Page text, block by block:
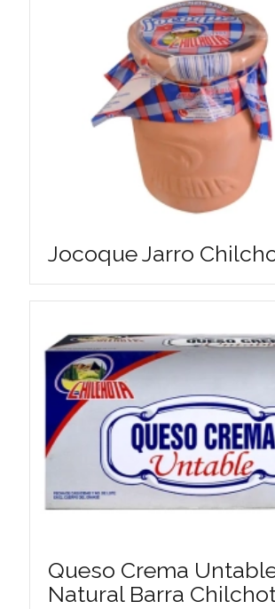
Jocoque Jarro
Queso Crema
Natural Barra